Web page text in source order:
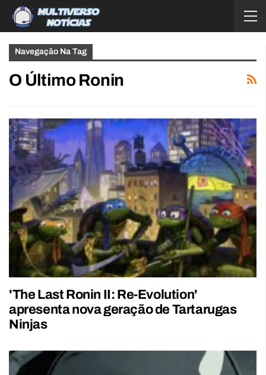
Navegação Na Tag
O Último Ronin
'The Last Ronin II: Re-Evolution'
apresenta nova geração de Tartarugas
Ninjas